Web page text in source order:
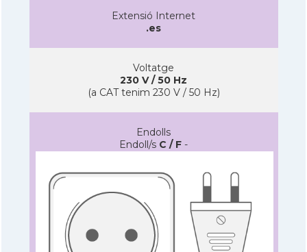
Extensió Internet
.es
Voltatge
230 V / 50 Hz
(a CAT tenim 230 V / 50 Hz)
Endolls
Endoll/s C / F -